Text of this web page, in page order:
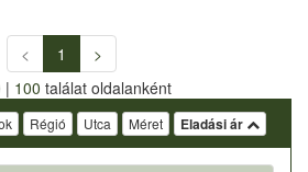
< 1
>
| 100 találat oldalanként
Régió Utca Méret Eladási ár